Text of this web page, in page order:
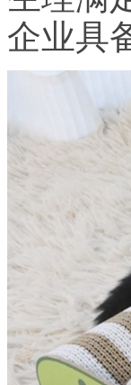
企业具